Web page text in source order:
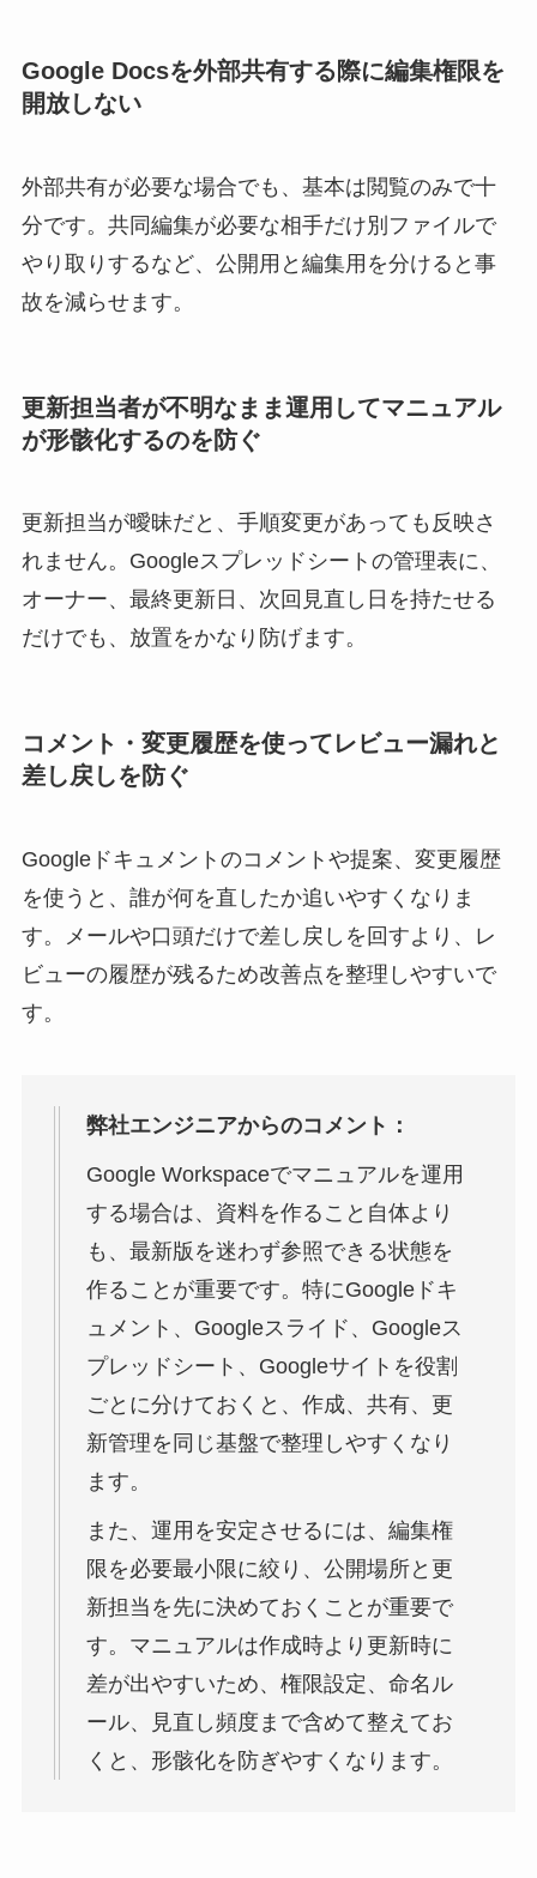
Google Docsを外部共有する際に編集権限を
開放しない
外部共有が必要な場合でも、基本は閲覧のみで十
分です。共同編集が必要な相手だけ別ファイルで
やり取りするなど、公開用と編集用を分けると事
故を減らせます。
更新担当者が不明なまま運用してマニュアル
が形骸化するのを防ぐ
更新担当が曖昧だと、手順変更があっても反映さ
れません。Googleスプレッドシートの管理表に、
オーナー、最終更新日、次回見直し日を持たせる
だけでも、放置をかなり防げます。
コメント・変更履歴を使ってレビュー漏れと
差し戻しを防ぐ
Googleドキュメントのコメントや提案、変更履歴
を使うと、誰が何を直したか追いやすくなりま
す。メールや口頭だけで差し戻しを回すより、レ
ビューの履歴が残るため改善点を整理しやすいで
す。
弊社エンジニアからのコメント：
Google Workspaceでマニュアルを運用
する場合は、資料を作ること自体より
も、最新版を迷わず参照できる状態を
作ることが重要です。特にGoogleドキ
ュメント、Googleスライド、Googleス
プレッドシート、Googleサイトを役割
ごとに分けておくと、作成、共有、更
新管理を同じ基盤で整理しやすくなり
ます。
また、運用を安定させるには、編集権
限を必要最小限に絞り、公開場所と更
新担当を先に決めておくことが重要で
す。マニュアルは作成時より更新時に
差が出やすいため、権限設定、命名ル
ール、見直し頻度まで含めて整えてお
くと、形骸化を防ぎやすくなります。